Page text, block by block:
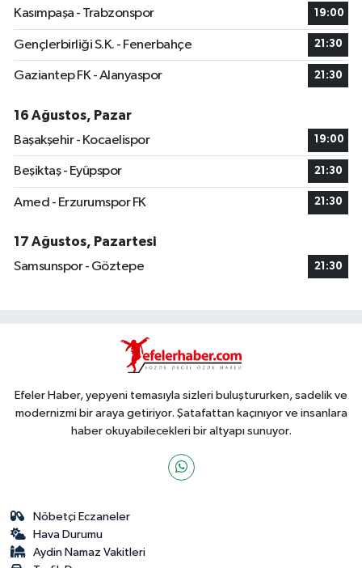
Kasımpaşa - Trabzonspor 19:00
Gençlerbirliği S.K. - Fenerbahçe 21:30
Gaziantep FK - Alanyaspor 21:30
16 Ağustos, Pazar
Başakşehir - Kocaelispor
19:00
Beşiktaş - Eyüpspor 21:30
Amed - Erzurumspor FK 21:30
17 Ağustos, Pazartesi
Samsunspor - Göztepe
21:30
Efeler Haber, yepyeni temasıyla sizleri buluştururken, sadelik ve
modernizmi bir araya getiriyor. Şatafattan kaçınıyor ve insanlara
haber okuyabilecekleri bir altyapı sunuyor.
Nöbetçi Eczaneler
Hava Durumu
Aydin Namaz Vakitleri